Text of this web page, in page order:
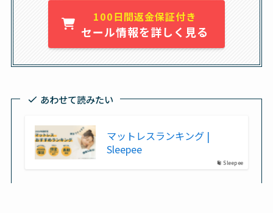
100日間返金保証付き
セール情報を詳しく見る
あわせて読みたい
Sleepee
マットレスランキング |
Sleepee